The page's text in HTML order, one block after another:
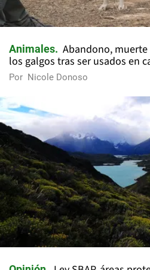
Animales
Abandono,
los galgos tras ser usados en
Por Nicole Donoso